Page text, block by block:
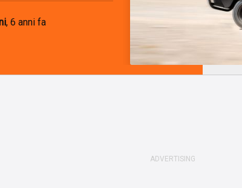
, 6 anni fa